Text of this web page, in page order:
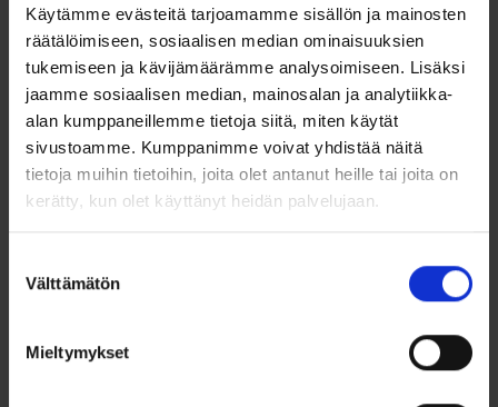
Käytämme evästeitä tarjoamamme sisällön ja mainosten
räätälöimiseen, sosiaalisen median ominaisuuksien
tukemiseen ja kävijämäärämme analysoimiseen. Lisäksi
jaamme sosiaalisen median, mainosalan ja analytiikka-
alan kumppaneillemme tietoja siitä, miten käytät
sivustoamme. Kumppanimme voivat yhdistää näitä
tietoja muihin tietoihin, joita olet antanut heille tai joita on
kerätty, kun olet käyttänyt heidän palvelujaan.
valinta
Välttämätön
Mieltymykset
Valmistettu oksidoidusta 925/1000 sterlinghopeasta, koru on
laadukas ja kestävä valinta asusteeksi. Sopii erityisesti niille,
jotka arvostavat rock-henkistä tai goottilaista tyyliä.
Ominaisuudet
Korkeus ilman lenkkiä:36 mm
Korkeus lenkin kanssa: 45 mm
Valmistettu 925/1000 sterlinghopeasta.
Oksidoitu viimeistely korostaa yksityiskohtia ja antaa korulle